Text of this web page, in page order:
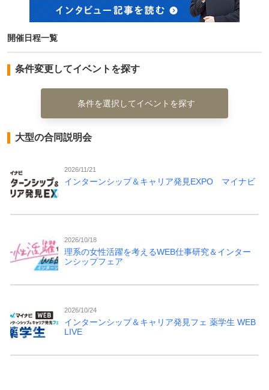
開催日程一覧
条件変更してイベントを探す
条件を選択してイベントを探す
大型の合同説明会
2026/11/21
インターンシップ＆キャリア発見EXPO マイナビ
2026/10/18
理系の女性活躍を考えるWEB仕事研究＆インター
ンシップフェア
2026/10/24
インターンシップ＆キャリア発見フェ 薬学生 WEB
LIVE